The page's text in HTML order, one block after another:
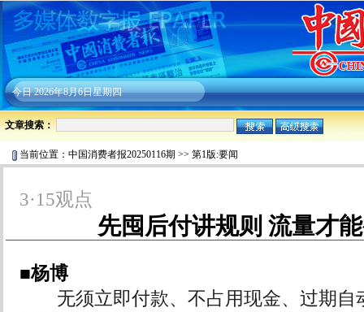
今日2026年8月6日星期四
文章搜索：
当前位置： 中国消费者报20250116期 >> 第1版:要闻
3·15观点
先囤后付讲规则 流量才
■杨博
无须立即付款、不占用现金、过期自